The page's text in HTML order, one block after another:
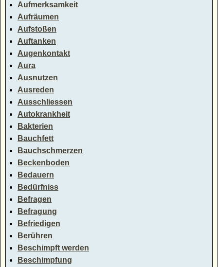
Aufmerksamkeit
Aufräumen
Aufstoßen
Auftanken
Augenkontakt
Aura
Ausnutzen
Ausreden
Ausschliessen
Autokrankheit
Bakterien
Bauchfett
Bauchschmerzen
Beckenboden
Bedauern
Bedürfniss
Befragen
Befragung
Befriedigen
Berühren
Beschimpft werden
Beschimpfung